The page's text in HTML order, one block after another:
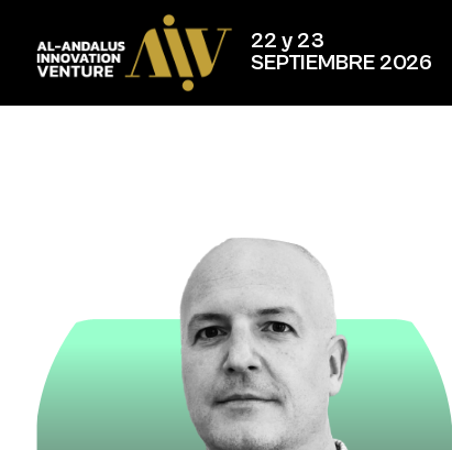
22 y 23
SEPTIEMBRE 2026